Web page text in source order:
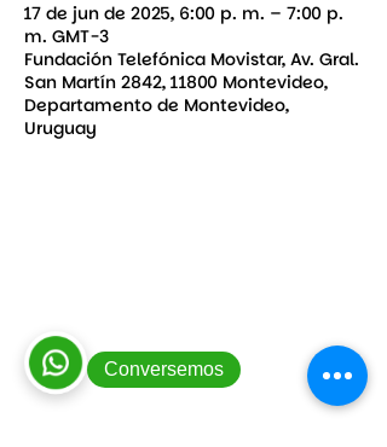
17 de jun de 2025, 6:00 p. m. – 7:00 p.
m. GMT-3
Fundación Telefónica Movistar, Av. Gral.
San Martín 2842, 11800 Montevideo,
Departamento de Montevideo,
Uruguay
|Trabajá con nosotros
Mapa del
sitio| Intranet|Viáticos
Política de
Conversemos